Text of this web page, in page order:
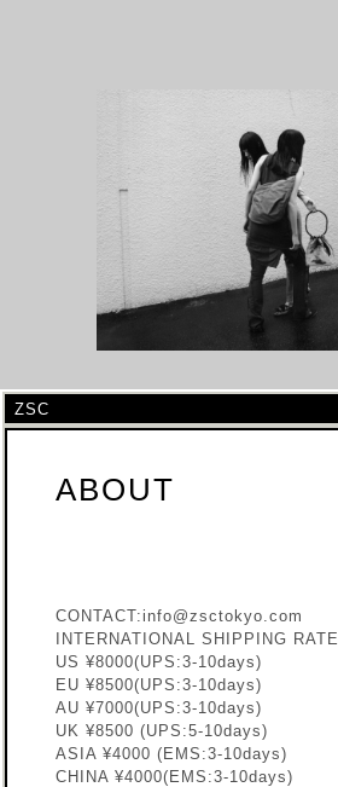
ZSC
ABOUT
CONTACT: info@zsctokyo.com
INTERNATIONAL SHIPPING RATE
US ¥8000(UPS:3-10days)
EU ¥8500(UPS:3-10days)
AU ¥7000(UPS:3-10days)
UK ¥8500 (UPS:5-10days)
ASIA ¥4000 (EMS:3-10days)
CHINA ¥4000(EMS:3-10days)